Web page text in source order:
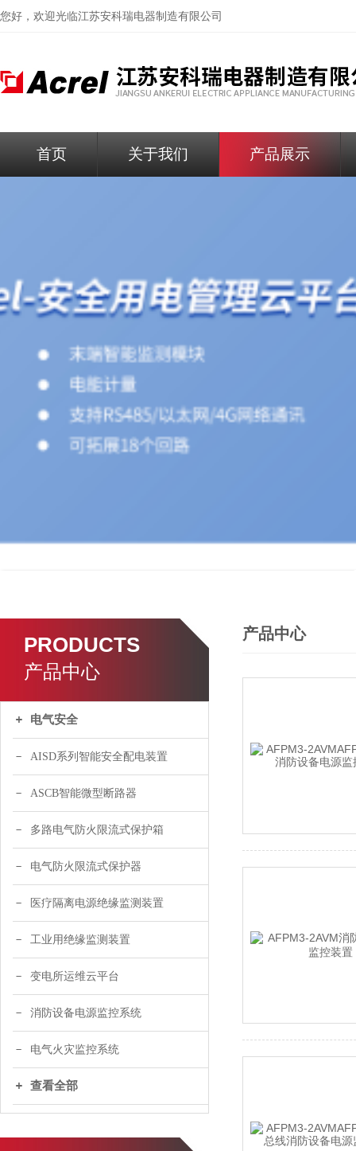
您好，欢迎光临江苏安科瑞电器制造有限公司
首页 关于我们 产品展示
PRODUCTS
产品中心
电气安全
AISD系列智能安全配电装置
ASCB智能微型断路器
多路电气防火限流式保护箱
电气防火限流式保护器
医疗隔离电源绝缘监测装置
工业用绝缘监测装置
变电所运维云平台
消防设备电源监控系统
电气火灾监控系统
查看全部
产品中心